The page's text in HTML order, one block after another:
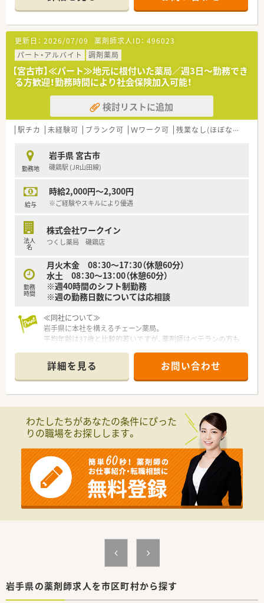
ドと一緒にプレゼントがあったり、社員を大事にしている姿勢は
成長を続けている今でも変わりません。
◆ご希望を考慮し、キャリアアップのために店舗異動なども可能
です！管理薬剤師だけでなくエリアマネージャーや採用担当な
ど、社員の「挑戦したい」を応援してくれる社風です。
◆各地域にエリアマネージャーが在籍。お悩み相談や店舗間の
交流もしっかりできているので、安心して働ける環境が整ってい
ます。
◆人事考課制度もしっかりしています。ご自身で決めた目標に
対してのフィードバックを定期面談で実施。管理薬剤師、エリア
マネージャーだけでなく、部長もこまめに現場を回って現場の声
をヒアリングされていますので、頑張った分しっかり評価される
≪薬局紹介≫
◆循環器内科、消化器科をメインに応需しています。クリニック
る機会もあり、経験を少しずつ積むことができます。
◆薬剤師は常時3名体制をとっているため、フォロー体制が整っ
心ください♪
≪こんな方にオススメ！≫
◇これから幅広く経験を積んでいきたい方
更新日： 2026/07/09 薬剤師求人ID： 496023
パート・アルバイト
調剤薬局
【宮古市】≪パート≫地元に根付いた薬局／週3日～勤務でき
る方歓迎！勤務時間により社会保険加入可能！
検討リストに追加
駅チカ 未経験可 ブランク可 Ｗワーク可 残業なし(ほぼなし含む)
勤務地
岩手県 宮古市
磯鶏駅 (JR山田線)
給与
時給2,000円～2,300円
※ご経験やスキルにより優遇
法人
名
株式会社ワークイン
つくし薬局 磯鶏店
勤務
時間
月火木金 08：30～17：30（休憩60分）
水土 08：30～13：00（休憩60分）
※週40時間のシフト制勤務
※週の勤務日数については応相談
≪同社について≫
岩手県に本社を構えるチェーン薬局。
平均年齢は37歳と比較的若いですが、薬剤師はベテランの方も
地域で腰を据えて働きたい方、全国転勤を避けたいがクリニック
門前、病院門前など幅広く経験されたい方にもおすすめです。
新規出店も継続しており、今後の成長性もある優良企業です。
店舗数が増えている今でも、社長が毎年手書きのバースデーカー
≪企業ポイント≫
ご自身で決めた目標に対してのフィードバックを定期面談で実
施。
管理薬剤師、エリアマネージャーだけでなく、部長もこまめに現
場を回って現場の声をヒアリングされていますので、頑張った分
だけ評価されたい方にピッタリの職場です。
だからこそ納得感があり、定着率の良さにも繋がっています。
3年先の人事を見越して正社員の配属先を検討しており、社員一
人一人のライフステージに合わせて配属店舗の提案、職場環境の
パート薬剤師の方々にも働き方によって契約社員など雇用形態
についても相談してくださる柔軟な環境です。
詳細を見る お問い合わせ
わたしたちがあなたの条件にぴった
りの職場をお探しします。
岩手県の薬剤師求人を市区町村から探す